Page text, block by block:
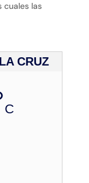
cuales las
CRUZ
C